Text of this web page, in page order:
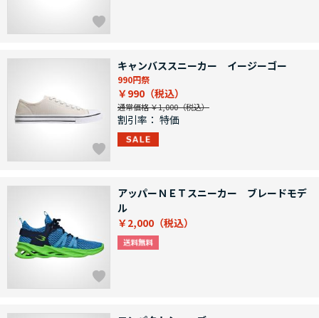
キャンバススニーカー イージーゴー
990円祭
￥990
通常価格 ￥1,000
割引率： 特価
アッパーＮＥＴスニーカー ブレードモデ
ル
￥2,000